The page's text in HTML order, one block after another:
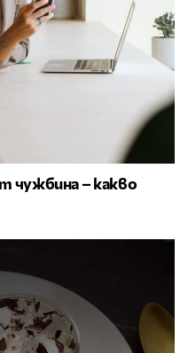
чужбина – какво